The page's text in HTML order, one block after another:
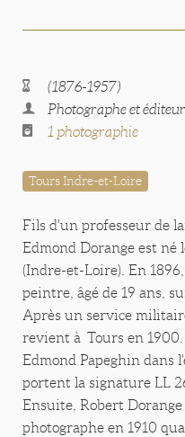
(1876-1957)
Photographe et
1 photographie
Tours Indre-et-Loire
Fils d'un professeur de
Edmond Dorange est né
(Indre-et-Loire). En
peintre, âgé de 19 ans,
Après un service
revient à Tours en 1900.
Edmond Papeghin dans
portent la signature LL
Ensuite, Robert
photographe en 1910